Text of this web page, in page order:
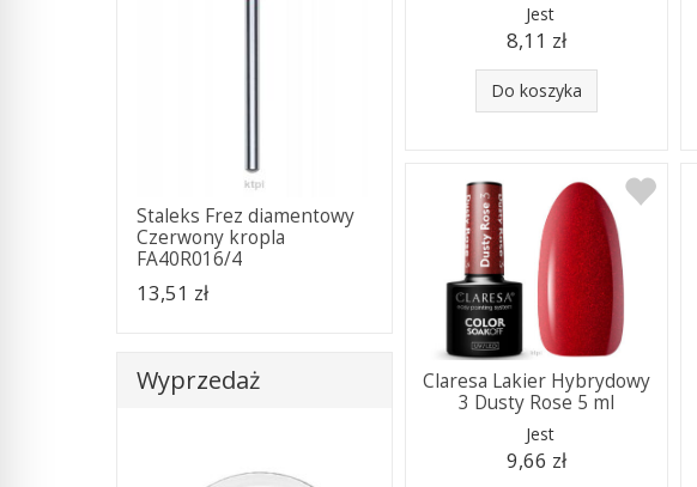
Jest
8,11 zł
Do koszyka
Claresa Lakier Hybrydowy
3 Dusty Rose 5 ml
Jest
9,66 zł
Staleks Frez diamentowy
Czerwony kropla
FA40R016/4
13,51 zł
Wyprzedaż